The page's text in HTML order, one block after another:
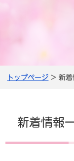
トップページ > 新着
新着情報